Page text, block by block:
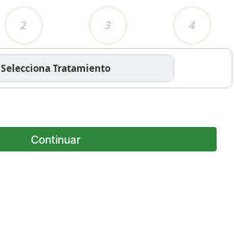
2 3 4
Selecciona Tratamiento
Continuar